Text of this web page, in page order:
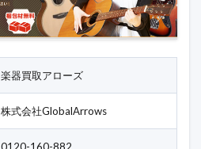
楽器買取アローズ
株式会社GlobalArrows
0120-160-882